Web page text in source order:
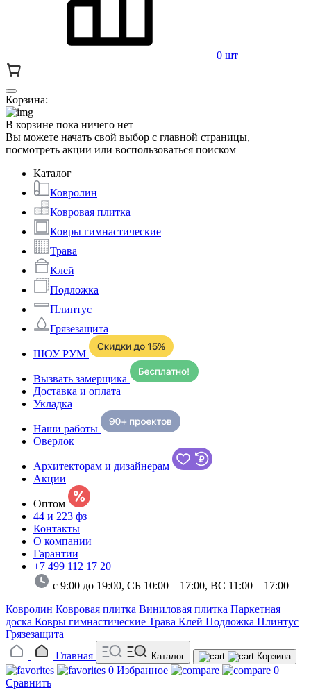
0 шт
Корзина:
В корзине пока ничего нет
Вы можете начать свой выбор с главной страницы,
посмотреть акции или воспользоваться поиском
Каталог
Ковролин
Ковровая плитка
Ковры гимнастические
Трава
Клей
Подложка
Плинтус
Грязезащита
ШОУ РУМ
Вызвать замерщика
Доставка и оплата
Укладка
Наши работы
Оверлок
Архитекторам и дизайнерам
Акции
Оптом
44 и 223 фз
Контакты
О компании
Гарантии
+7 499 112 17 20
с 9:00 до 19:00, СБ 10:00 – 17:00, ВС 11:00 – 17:00
Ковролин Ковровая плитка Виниловая плитка Паркетная
доска Ковры гимнастические Трава Клей Подложка Плинтус
Грязезащита
Главная
Каталог Корзина
0 Избранное
0
Сравнить